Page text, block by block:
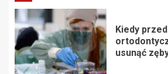
Kiedy
usunąć